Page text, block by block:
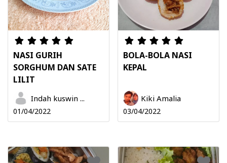
NASI GURIH
SORGHUM DAN SATE
LILIT
Indah kuswin ...
01/04/2022
BOLA-BOLA NASI
KEPAL
Kiki Amalia
03/04/2022